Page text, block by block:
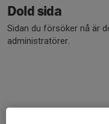
Dold sida
Sidan du försöker nå är
administratörer.